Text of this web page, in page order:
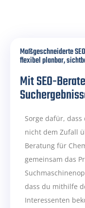
Maßgeschneiderte
flexibel planbar,
Mit SEO-
Sorge dafür,
nicht dem Zufall
Beratung für
gemeinsam das
dass du mithilfe
Interessenten